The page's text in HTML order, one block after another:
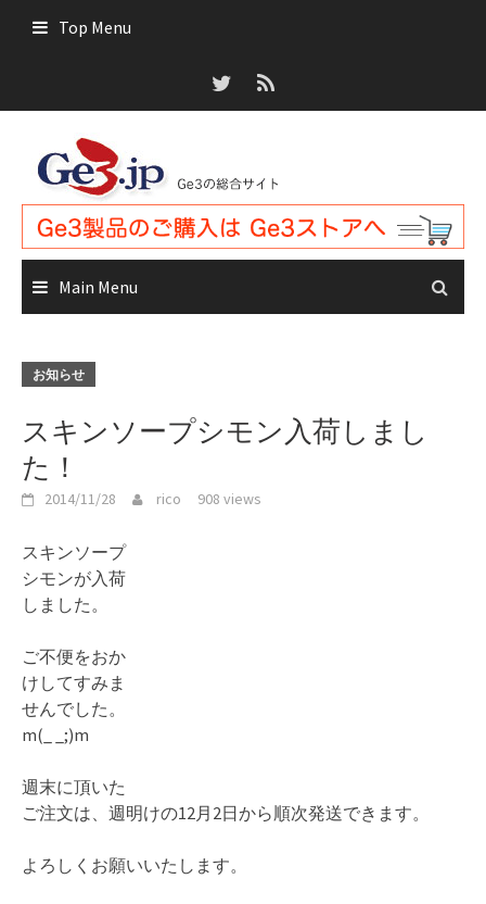
Top Menu
Main Menu
お知らせ
スキンソープシモン入荷しまし
た！
2014/11/28 rico 908 views
スキンソープ
シモンが入荷
しました。
ご不便をおか
けしてすみま
せんでした。
m(_ _;)m
週末に頂いた
ご注文は、週明けの12月2日から順次発送できます。
よろしくお願いいたします。